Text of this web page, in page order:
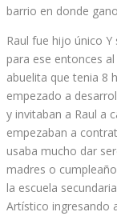
barrio en donde
Raul fue hijo único
para ese entonces
abuelita que tenia 8
empezado a
y invitaban a Raul a
empezaban a
usaba mucho dar
madres o
la escuela
Artístico ingresando